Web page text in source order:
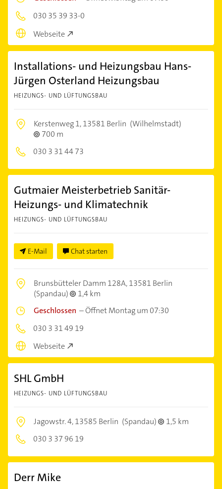
030 35 39 33-0
Webseite
Installations- und Heizungsbau Hans-
Jürgen Osterland Heizungsbau
HEIZUNGS- UND LÜFTUNGSBAU
Kerstenweg 1,13581 Berlin (Wilhelmstadt)
700 m
030 3 31 44 73
Gutmaier Meisterbetrieb Sanitär-
Heizungs- und Klimatechnik
HEIZUNGS- UND LÜFTUNGSBAU
E-Mail Chat starten
Brunsbütteler Damm 128A,13581 Berlin
(Spandau)
1,4 km
Geschlossen –Öffnet Montag um 07:30
030 3 31 49 19
Webseite
SHL GmbH
HEIZUNGS- UND LÜFTUNGSBAU
Jagowstr. 4,13585 Berlin (Spandau)
1,5 km
030 3 37 96 19
Derr Mike